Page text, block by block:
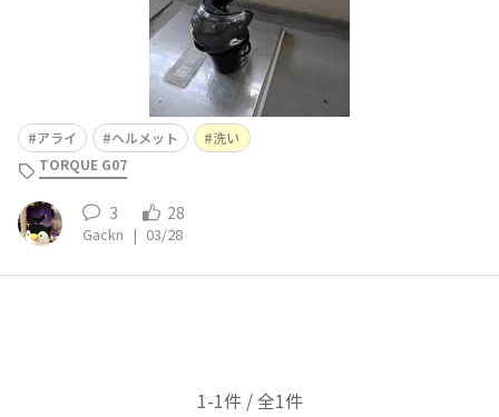
アライ ヘルメット
洗い
TORQUE G07
3 28
Gackn | 03/28
1-1件 / 全1件